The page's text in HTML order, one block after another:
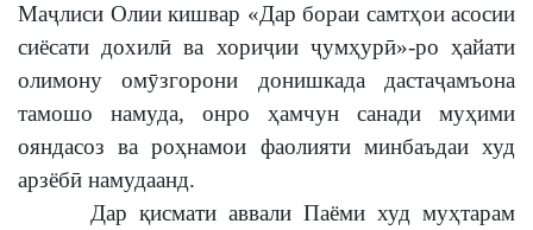
Маҷлиси Олии кишвар «Дар бораи самтҳои асосии
сиёсати дохилӣ ва хориҷии ҷумҳурӣ»-ро ҳайати
олимону омӯзгорони донишкада дастаҷамъона
тамошо намуда, онро ҳамчун санади муҳими
ояндасоз ва роҳнамои фаолияти минбаъдаи худ
арзёбӣ намудаанд.
Дар қисмати аввали Паёми худ муҳтарам